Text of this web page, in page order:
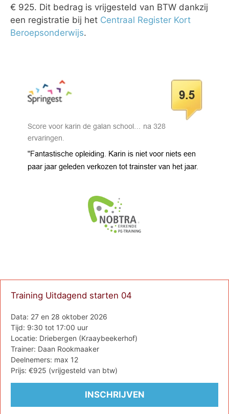
€ 925. Dit bedrag is vrijgesteld van BTW dankzij
een registratie bij het Centraal Register Kort
Beroepsonderwijs.
Training Uitdagend starten 04
Data: 27 en 28 oktober 2026
Tijd: 9:30 tot 17:00 uur
Locatie: Driebergen (Kraaybeekerhof)
Trainer: Daan Rookmaaker
Deelnemers: max 12
Prijs: €925 (vrijgesteld van btw)